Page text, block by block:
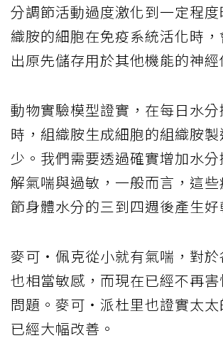
分調節活動過度激化到一定程
織胺的細胞在免疫系統活化時
出原先儲存用於其他機能的神經
動物實驗模型證實，在每日水
時，組織胺生成細胞的組織胺
少。我們需要透過確實增加水
解氣喘與過敏，一般而言，這
節身體水分的三到四週後產生好
麥可‧佩克從小就有氣喘，對於
也相當敏感，而現在已經不再
問題。麥可‧派杜里也證實太太
已經大幅改善。